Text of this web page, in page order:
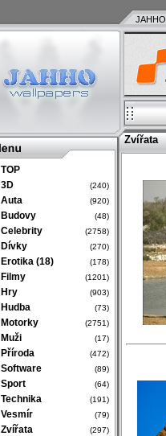
TOP
3D
(240)
Auta (920)
Budovy (48)
Celebrity (2758)
Dívky (270)
Erotika (18) (178)
Filmy (1201)
Hry (903)
Hudba (73)
Motorky (2751)
Muži (17)
Příroda (472)
Software (89)
Sport (64)
Technika (191)
Vesmír (79)
Zvířata (297)
JAHHO
Zvířata